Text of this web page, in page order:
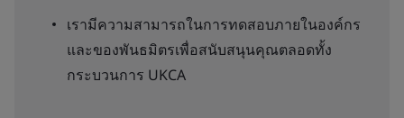
เรามีความสามารถในการทดสอบภายในองค์กร
และของพันธมิตรเพื่อสนับสนุนคุณตลอดทั้ง
กระบวนการ UKCA